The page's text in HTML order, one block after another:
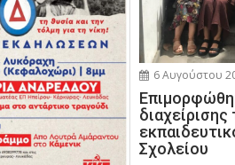
6 Αυγούστου
Σχολείου